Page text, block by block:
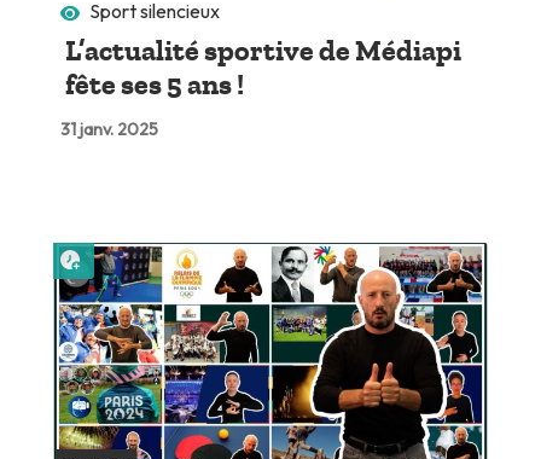
Sport silencieux
L’actualité sportive de Médiapi
fête ses 5 ans !
31 janv. 2025
Lire plus tard